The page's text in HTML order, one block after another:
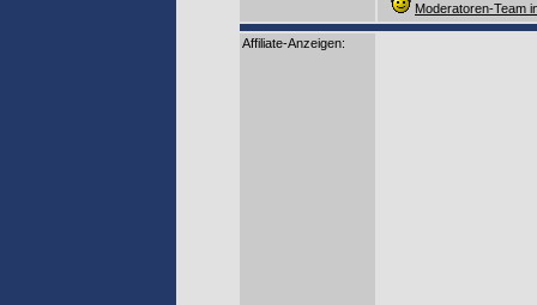
Moderatoren-Team
Affiliate-Anzeigen: